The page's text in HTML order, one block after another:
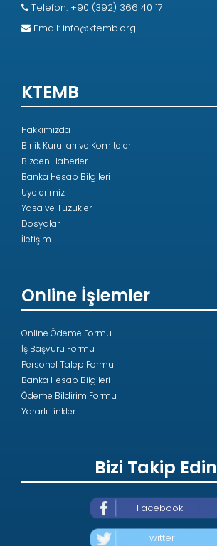
Telefon: +90 (392) 366 40 17
Email: info@ktemb.org
KTEMB
Hakkımızda
Birlik Kurulları ve Komiteler
Bizden Haberler
Banka Hesap Bilgileri
Üyelerimiz
Yasa ve Tüzükler
Dosyalar
İletişim
Online İşlemler
Online Ödeme Formu
İş Başvuru Formu
Personel Talep Formu
Banka Hesap Bilgileri
Ödeme Bildirim Formu
Yararlı Linkler
Bizi Takip Edin
Facebook
Twitter